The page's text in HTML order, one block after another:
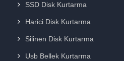
SSD Disk Kurtarma
Harici Disk Kurtarma
Silinen Disk Kurtarma
Usb Bellek Kurtarma